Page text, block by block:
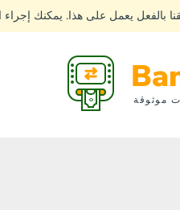
بالفعل يعمل على هذا. يمكنك
موثوقة